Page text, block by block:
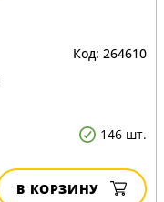
264610
146 шт.
В КОРЗИНУ